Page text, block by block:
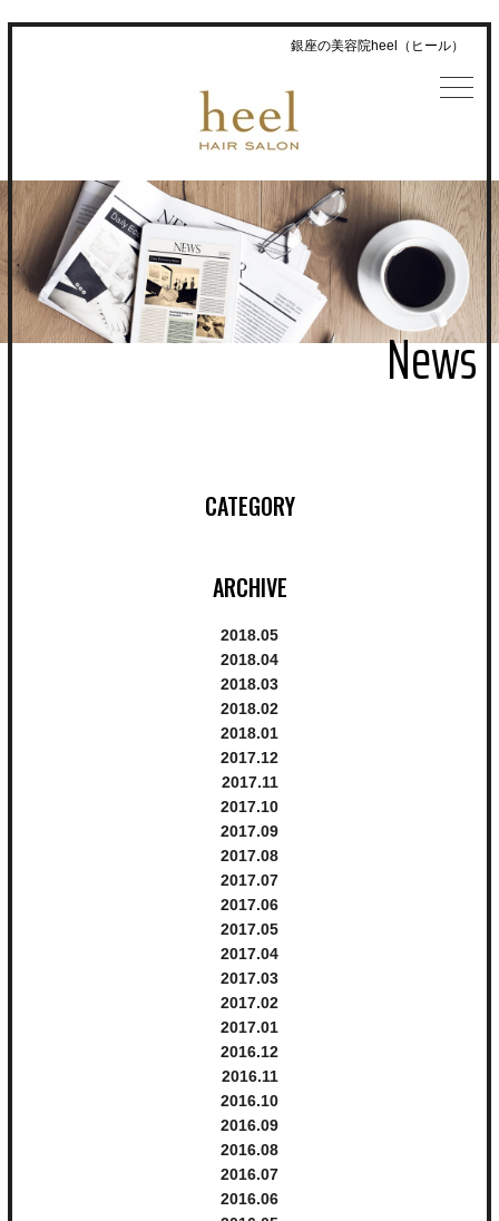
銀座の美容院heel（ヒール）
News
CATEGORY
ARCHIVE
2018. 5
2018. 4
2018. 3
2018. 2
2018.
1
2017.12
2017.11
2017.10
2017. 9
2017. 8
2017. 7
2017. 6
2017. 5
2017. 4
2017. 3
2017. 2
2017.
1
2016.12
2016.11
2016.10
2016. 9
2016. 8
2016. 7
2016. 6